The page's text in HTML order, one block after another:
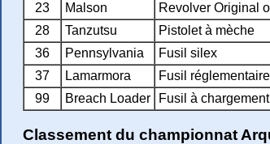
23
Malson Revolver Original
28
Tanzutsu Pistolet à mèche
36
Pennsylvania Fusil silex
37
Lamarmora Fusil
99
Breach Loader Fusil à
Classement du championnat